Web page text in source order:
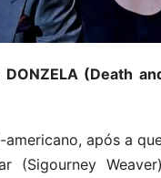
DONZELA (Death
americano, após a
(Sigourney